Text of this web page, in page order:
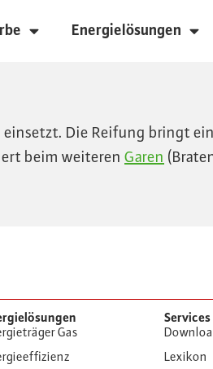
Energielösungen
einsetzt. Die Reifung bringt
beim weiteren Garen
Gas
Services
Lexikon